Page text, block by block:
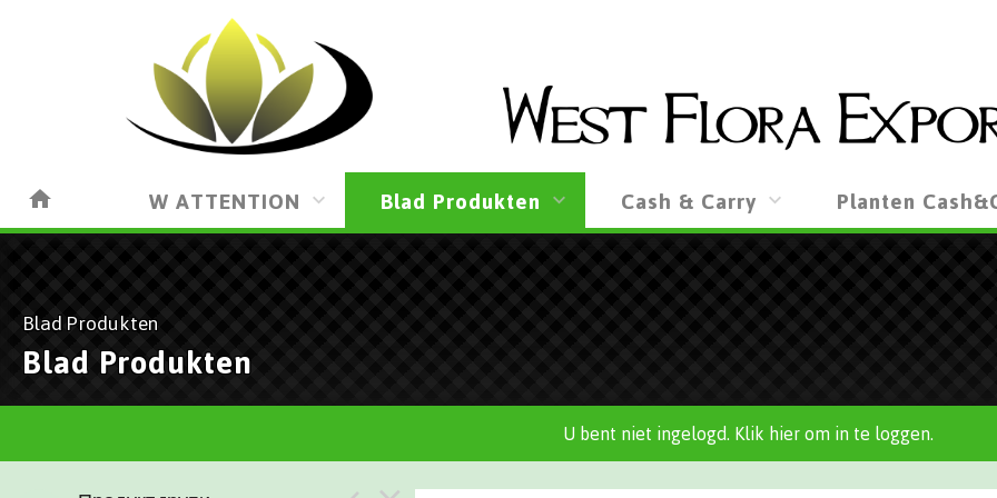
W ATTENTION Blad Produkten Cash & Carry Planten
Blad Produkten
Blad Produkten
U bent niet ingelogd. Klik hier om in te loggen.